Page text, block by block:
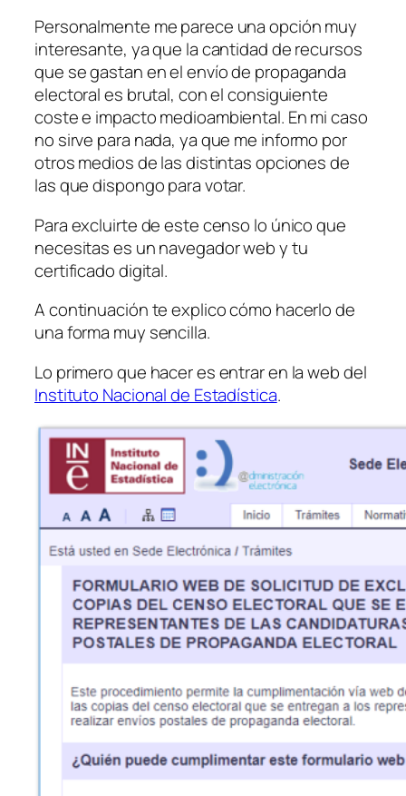
Personalmente me parece una opción muy
interesante, ya que la cantidad de recursos
que se gastan en el envío de propaganda
electoral es brutal, con el consiguiente
coste e impacto medioambiental. En mi caso
no sirve para nada, ya que me informo por
otros medios de las distintas opciones de
las que dispongo para votar.
Para excluirte de este censo lo único que
necesitas es un navegador web y tu
certificado digital.
A continuación te explico cómo hacerlo de
una forma muy sencilla.
Lo primero que hacer es entrar en la web del
Instituto Nacional de Estadística.